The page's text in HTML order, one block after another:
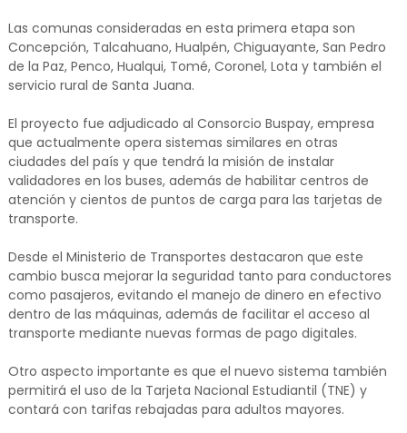
Las comunas consideradas en esta primera etapa son
Concepción, Talcahuano, Hualpén, Chiguayante, San Pedro
de la Paz, Penco, Hualqui, Tomé, Coronel, Lota y también el
servicio rural de Santa Juana.
El proyecto fue adjudicado al Consorcio Buspay, empresa
que actualmente opera sistemas similares en otras
ciudades del país y que tendrá la misión de instalar
validadores en los buses, además de habilitar centros de
atención y cientos de puntos de carga para las tarjetas de
transporte.
Desde el Ministerio de Transportes destacaron que este
cambio busca mejorar la seguridad tanto para conductores
como pasajeros, evitando el manejo de dinero en efectivo
dentro de las máquinas, además de facilitar el acceso al
transporte mediante nuevas formas de pago digitales.
Otro aspecto importante es que el nuevo sistema también
permitirá el uso de la Tarjeta Nacional Estudiantil (TNE) y
contará con tarifas rebajadas para adultos mayores.